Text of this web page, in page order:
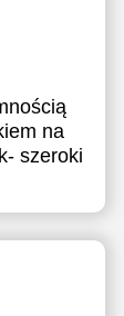
na
szeroki